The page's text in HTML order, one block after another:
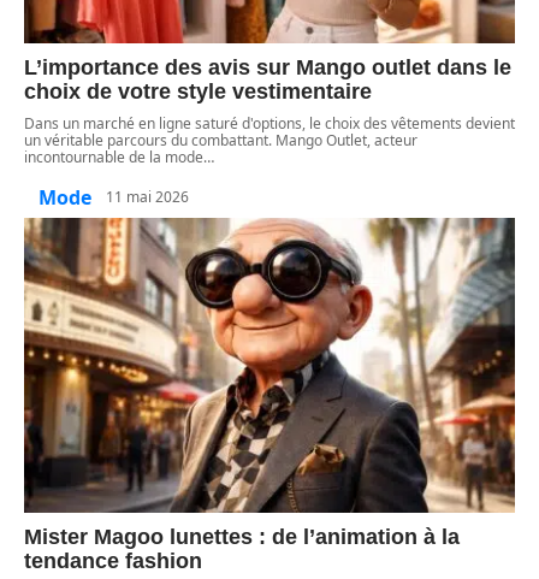
L’importance des avis sur Mango outlet dans le
choix de votre style vestimentaire
Dans un marché en ligne saturé d'options, le choix des vêtements devient
un véritable parcours du combattant. Mango Outlet, acteur
incontournable de la mode…
Mode 11 mai 2026
Mister Magoo lunettes : de l’animation à la
tendance fashion